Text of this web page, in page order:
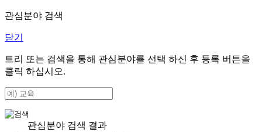
관심분야 검색
닫기
트리 또는 검색을 통해 관심분야를 선택 하신 후 등록 버튼을
클릭 하십시오.
관심분야 검색 결과